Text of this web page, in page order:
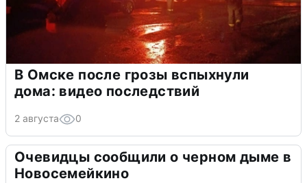
В Омске после грозы вспыхнули
дома: видео последствий
2 августа 0
Очевидцы сообщили о черном дыме в
Новосемейкино